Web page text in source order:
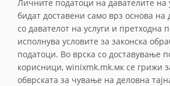
Личните податоци на давателите на
бидат доставени само врз основа на
со давателот на услуги и претходна
исполнува условите за законска
податоци. Во врска со доставување
корисници, winixmk.mk.мк се грижи
обврската за чување на деловна